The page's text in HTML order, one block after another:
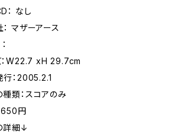
： なし
マザーアース
：W22.7 xH 29.7cm
行：2005.2.1
類：スコアのみ
円
詳細↓